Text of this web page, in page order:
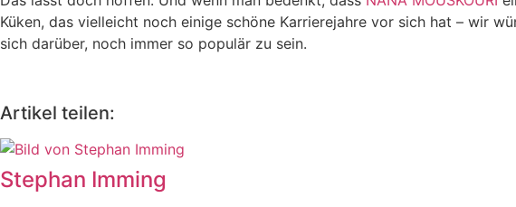
Küken, das vielleicht noch einige schöne Karrierejahre vor sich hat – wir
sich darüber, noch immer so populär zu sein.
Artikel teilen:
Stephan Imming